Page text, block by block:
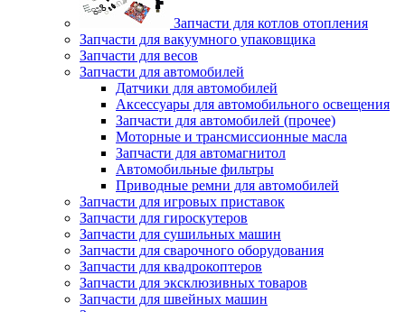
Запчасти для котлов отопления
Запчасти для вакуумного упаковщика
Запчасти для весов
Запчасти для автомобилей
Датчики для автомобилей
Аксессуары для автомобильного освещения
Запчасти для автомобилей (прочее)
Моторные и трансмиссионные масла
Запчасти для автомагнитол
Автомобильные фильтры
Приводные ремни для автомобилей
Запчасти для игровых приставок
Запчасти для гироскутеров
Запчасти для сушильных машин
Запчасти для сварочного оборудования
Запчасти для квадрокоптеров
Запчасти для эксклюзивных товаров
Запчасти для швейных машин